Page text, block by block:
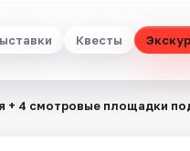
Квесты
+ 4 смотровые площадки